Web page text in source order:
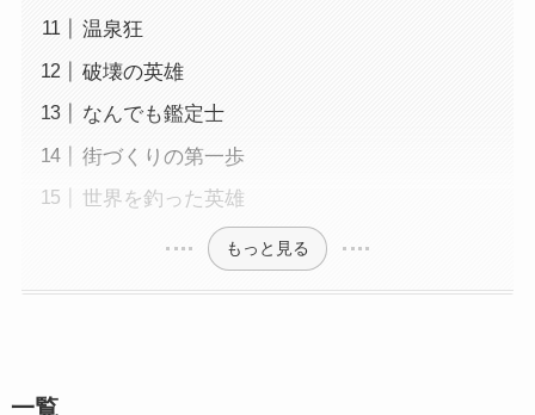
温泉狂
破壊の英雄
なんでも鑑定士
街づくりの第一歩
世界を釣った英雄
もっと見る
一覧